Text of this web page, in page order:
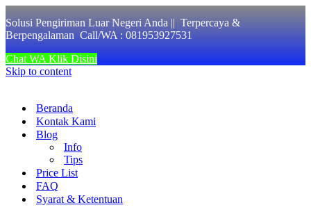
Solusi Pengiriman Luar Negeri Anda || Terpercaya &
Berpengalaman Call/WA : 081953927531
Chat WA Klik Disini
Skip to content
Beranda
Kontak Kami
Blog
Info
Tips
Price List
FAQ
Syarat & Ketentuan